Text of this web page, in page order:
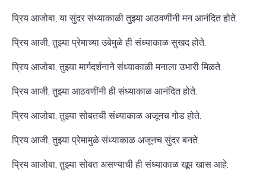
प्रिय आजोबा, या सुंदर संध्याकाळी तुझ्या आठवणींनी मन आनंदित होते.
प्रिय आजी, तुझ्या प्रेमाच्या उबेमुळे ही संध्याकाळ सुखद होते.
प्रिय आजोबा, तुझ्या मार्गदर्शनाने संध्याकाळी मनाला उभारी मिळते.
प्रिय आजी, तुझ्या आठवणींनी ही संध्याकाळ आनंदित होते.
प्रिय आजोबा, तुझ्या सोबतची संध्याकाळ अजूनच गोड होते.
प्रिय आजी, तुझ्या प्रेमामुळे संध्याकाळ अजूनच सुंदर बनते.
प्रिय आजोबा, तुझ्या सोबत असण्याची ही संध्याकाळ खूप खास आहे.